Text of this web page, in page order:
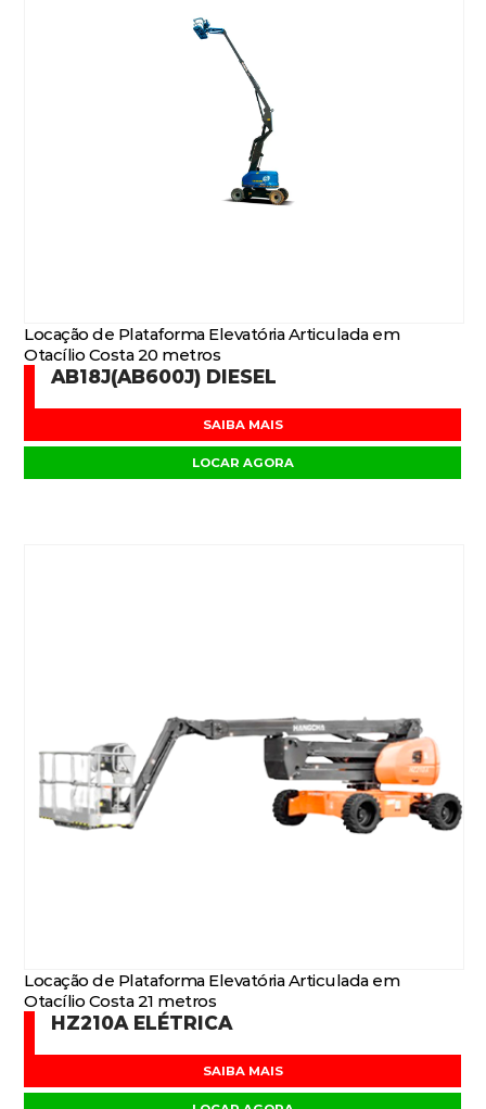
Locação de Plataforma Elevatória Articulada em
Otacílio Costa 20 metros
AB18J(AB600J) DIESEL
SAIBA MAIS
LOCAR AGORA
Locação de Plataforma Elevatória Articulada em
Otacílio Costa 21 metros
HZ210A ELÉTRICA
SAIBA MAIS